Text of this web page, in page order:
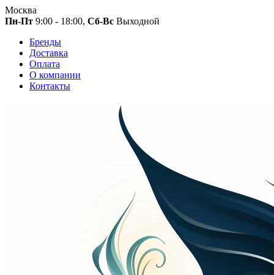
Москва
Пн-Пт 9:00 - 18:00, Сб-Вс Выходной
Бренды
Доставка
Оплата
О компании
Контакты